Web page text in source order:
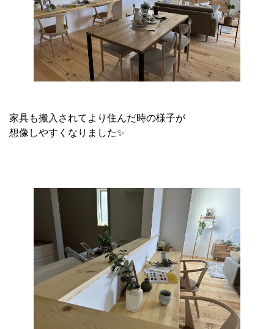
家具も搬入されてより住んだ時の様子が
想像しやすくなりました✨